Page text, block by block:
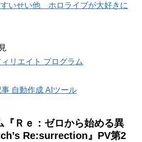
いせい他 ホロライブが大好きに
リエイト プログラム
自動作成 AIツール
『Ｒｅ：ゼロから始める異
Re:surrection』PV第2